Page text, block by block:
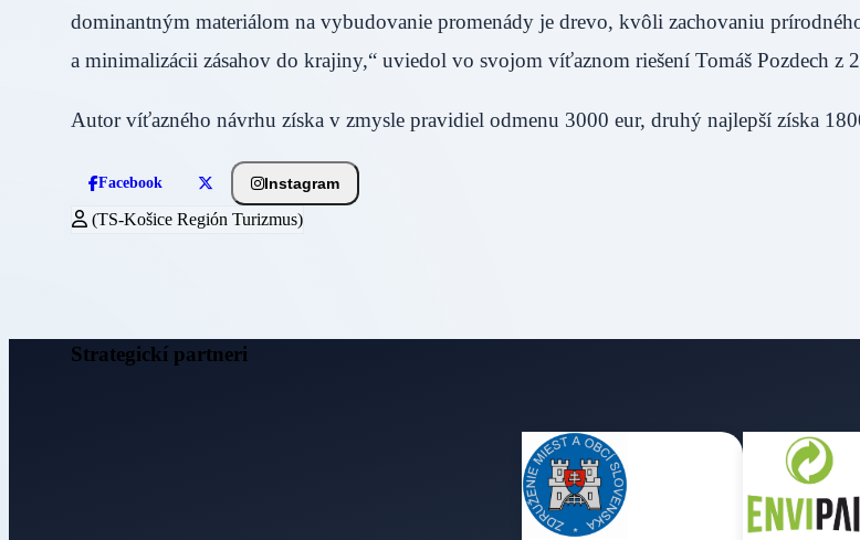
dominantným materiálom na vybudovanie promenády je drevo, kvôli zachovaniu
a minimalizácii zásahov do krajiny,“ uviedol vo svojom víťaznom riešení Tomáš Pozdech z
Autor víťazného návrhu získa v zmysle pravidiel odmenu 3000 eur, druhý najlepší získa
Facebook Instagram
(TS-Košice Región Turizmus)
Strategickí partneri